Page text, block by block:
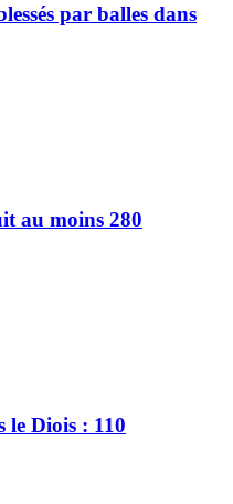
par balles dans
au moins 280
le Diois : 110